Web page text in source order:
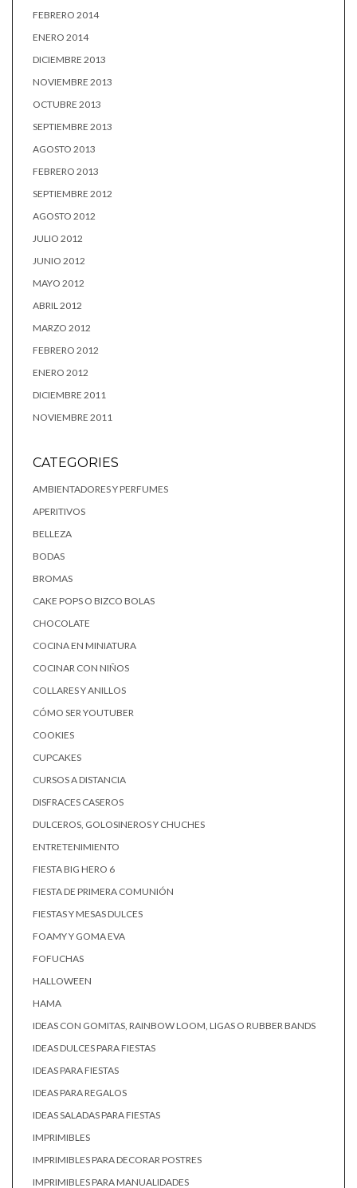
FEBRERO 2014
ENERO 2014
DICIEMBRE 2013
NOVIEMBRE 2013
OCTUBRE 2013
SEPTIEMBRE 2013
AGOSTO 2013
FEBRERO 2013
SEPTIEMBRE 2012
AGOSTO 2012
JULIO 2012
JUNIO 2012
MAYO 2012
ABRIL 2012
MARZO 2012
FEBRERO 2012
ENERO 2012
DICIEMBRE 2011
NOVIEMBRE 2011
CATEGORIES
AMBIENTADORES Y PERFUMES
APERITIVOS
BELLEZA
BODAS
BROMAS
CAKE POPS O BIZCO BOLAS
CHOCOLATE
COCINA EN MINIATURA
COCINAR CON NIÑOS
COLLARES Y ANILLOS
CÓMO SER YOUTUBER
COOKIES
CUPCAKES
CURSOS A DISTANCIA
DISFRACES CASEROS
DULCEROS, GOLOSINEROS Y CHUCHES
ENTRETENIMIENTO
FIESTA BIG HERO 6
FIESTA DE PRIMERA COMUNIÓN
FIESTAS Y MESAS DULCES
FOAMY Y GOMA EVA
FOFUCHAS
HALLOWEEN
HAMA
IDEAS CON GOMITAS, RAINBOW LOOM, LIGAS O RUBBER BANDS
IDEAS DULCES PARA FIESTAS
IDEAS PARA FIESTAS
IDEAS PARA REGALOS
IDEAS SALADAS PARA FIESTAS
IMPRIMIBLES
IMPRIMIBLES PARA DECORAR POSTRES
IMPRIMIBLES PARA MANUALIDADES